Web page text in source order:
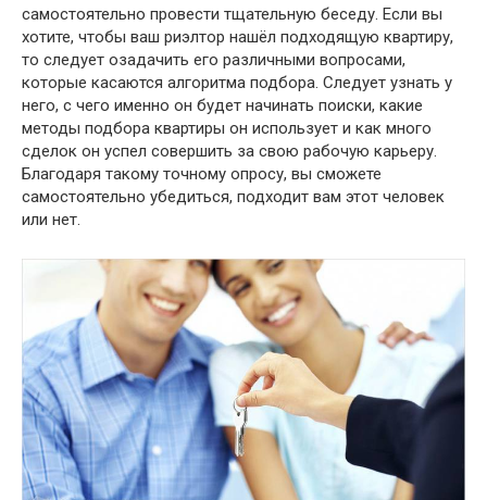
самостоятельно провести тщательную беседу. Если вы
хотите, чтобы ваш риэлтор нашёл подходящую квартиру,
то следует озадачить его различными вопросами,
которые касаются алгоритма подбора. Следует узнать у
него, с чего именно он будет начинать поиски, какие
методы подбора квартиры он использует и как много
сделок он успел совершить за свою рабочую карьеру.
Благодаря такому точному опросу, вы сможете
самостоятельно убедиться, подходит вам этот человек
или нет.